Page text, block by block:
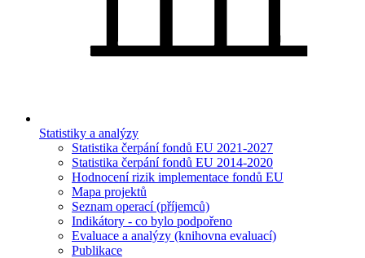
Statistiky a analýzy
Statistika čerpání fondů EU 2021-2027
Statistika čerpání fondů EU 2014-2020
Hodnocení rizik implementace fondů EU
Mapa projektů
Seznam operací (příjemců)
Indikátory - co bylo podpořeno
Evaluace a analýzy (knihovna evaluací)
Publikace